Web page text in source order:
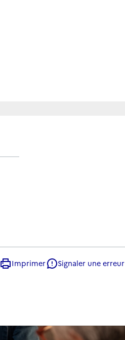
Imprimer Signaler une erreur